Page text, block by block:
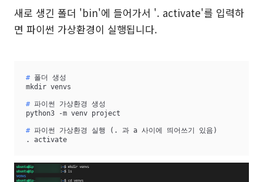
새로 생긴 폴더 'bin'에 들어가서 '. activate'를 입력하
면 파이썬 가상환경이 실행됩니다.
# 폴더 생성
# 파이썬 가상환경 생성
# 파이썬 가상환경 실행 (. 과 a 사이에 띄어쓰기 있음)
. activate